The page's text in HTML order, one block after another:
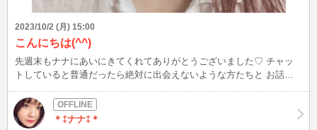
などひかないようご自愛ください。
2023/10/2 (月) 15:00
こんにちは(^^)
先週末もナナにあいにきてくれてありがとうございました♡ チャッ
トしていると普通だったら絶対に出会えないような方たちと お話し
しい(〃▽〃)ﾎﾟｯ♡ これからもナナ会いに来てくれる方達の癒しの存
在になれるようにがんばりますっ♪ ではではまた週末お会いできるの
楽しみにしていますね(^^)/ (※ちなみに再来週はお休みです＞＜) 今週
＊‡ナナ‡＊